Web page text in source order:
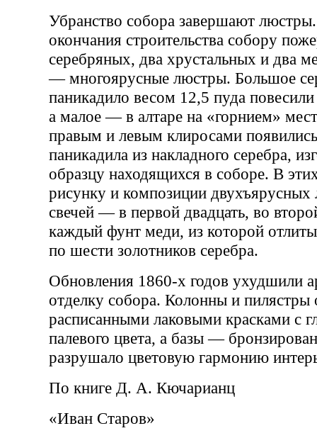
Убранство собора завершают
окончания строительства собору
серебряных, два хрустальных и два
— многоярусные люстры. Большое
паникадило весом 12,5 пуда
а малое — в алтаре на «горнием»
правым и левым клиросами
паникадила из накладного серебра,
образцу находящихся в соборе. В
рисунку и композиции двухъярусных
свечей — в первой двадцать, во
каждый фунт меди, из которой
по шести золотников серебра.
Обновления 1860-х годов ухудшили
отделку собора. Колонны и пилястры
расписанными лаковыми красками с
палевого цвета, а базы —
разрушало цветовую гармонию
По книге Д. А. Кючарианц
«Иван Старов»